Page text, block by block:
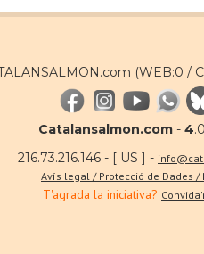
(WEB:0 /
Catalansalmon.com - 4
216.73.216.146 - [ US ] -
Avís legal / Protecció de Dades /
T'agrada la iniciativa?